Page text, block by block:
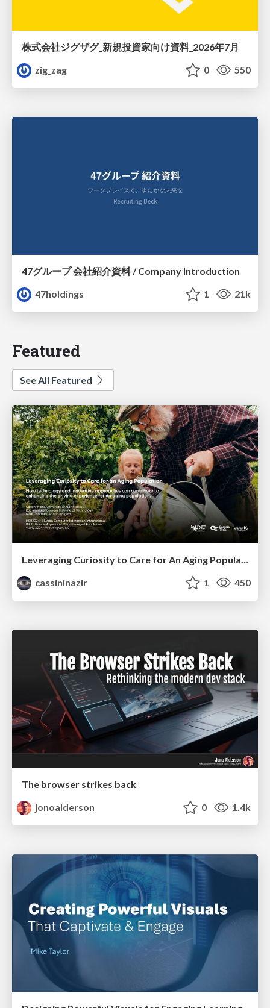
株式会社ジグザグ_新規投資家向け資料_2026年7月
zig_zag
0 550
47グループ 会社紹介資料 / Company Introduction
47holdings
1 21k
Featured
See All Featured
Leveraging Curiosity to Care for An Aging Population
cassininazir
1 450
The browser strikes back
jonoalderson
0 1.4k